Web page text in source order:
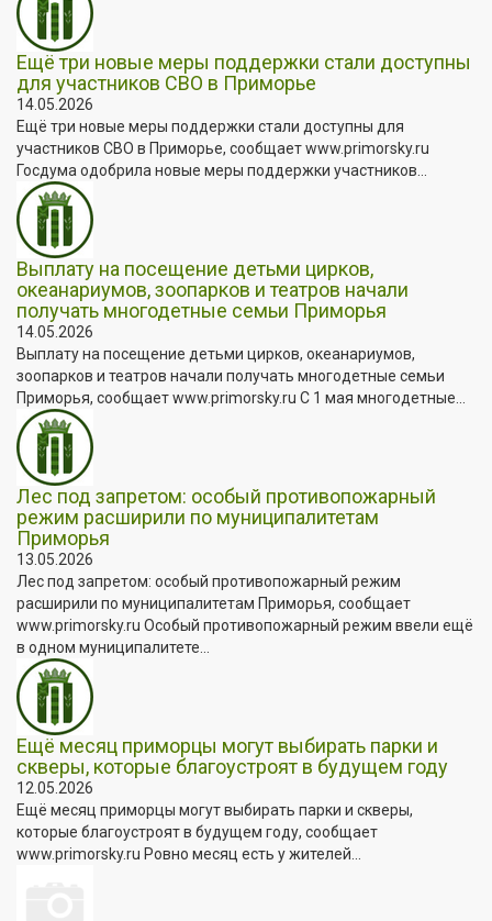
Ещё три новые меры поддержки стали доступны
для участников СВО в Приморье
14.05.2026
Ещё три новые меры поддержки стали доступны для
участников СВО в Приморье, сообщает www.primorsky.ru
Госдума одобрила новые меры поддержки участников...
Выплату на посещение детьми цирков,
океанариумов, зоопарков и театров начали
получать многодетные семьи Приморья
14.05.2026
Выплату на посещение детьми цирков, океанариумов,
зоопарков и театров начали получать многодетные семьи
Приморья, сообщает www.primorsky.ru С 1 мая многодетные...
Лес под запретом: особый противопожарный
режим расширили по муниципалитетам
Приморья
13.05.2026
Лес под запретом: особый противопожарный режим
расширили по муниципалитетам Приморья, сообщает
www.primorsky.ru Особый противопожарный режим ввели ещё
в одном муниципалитете...
Ещё месяц приморцы могут выбирать парки и
скверы, которые благоустроят в будущем году
12.05.2026
Ещё месяц приморцы могут выбирать парки и скверы,
которые благоустроят в будущем году, сообщает
www.primorsky.ru Ровно месяц есть у жителей...